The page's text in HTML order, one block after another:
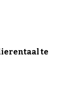
te